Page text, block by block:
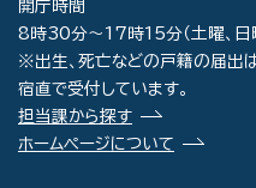
開庁時間
8時30分～17時15分（土曜、日
※出生、死亡などの戸籍の届出
宿直で受付しています。
担当課から探す
ホームページについて